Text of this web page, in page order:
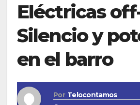
Eléctricas
Silencio y
en el barro
Por Telocontamos